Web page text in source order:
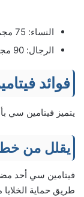
النساء: 75 مجم.
الرجال: 90 مجم.
فوائد
يتميز فيتامين سي
يقلل من
فيتامين سي أحد
طريق حماية